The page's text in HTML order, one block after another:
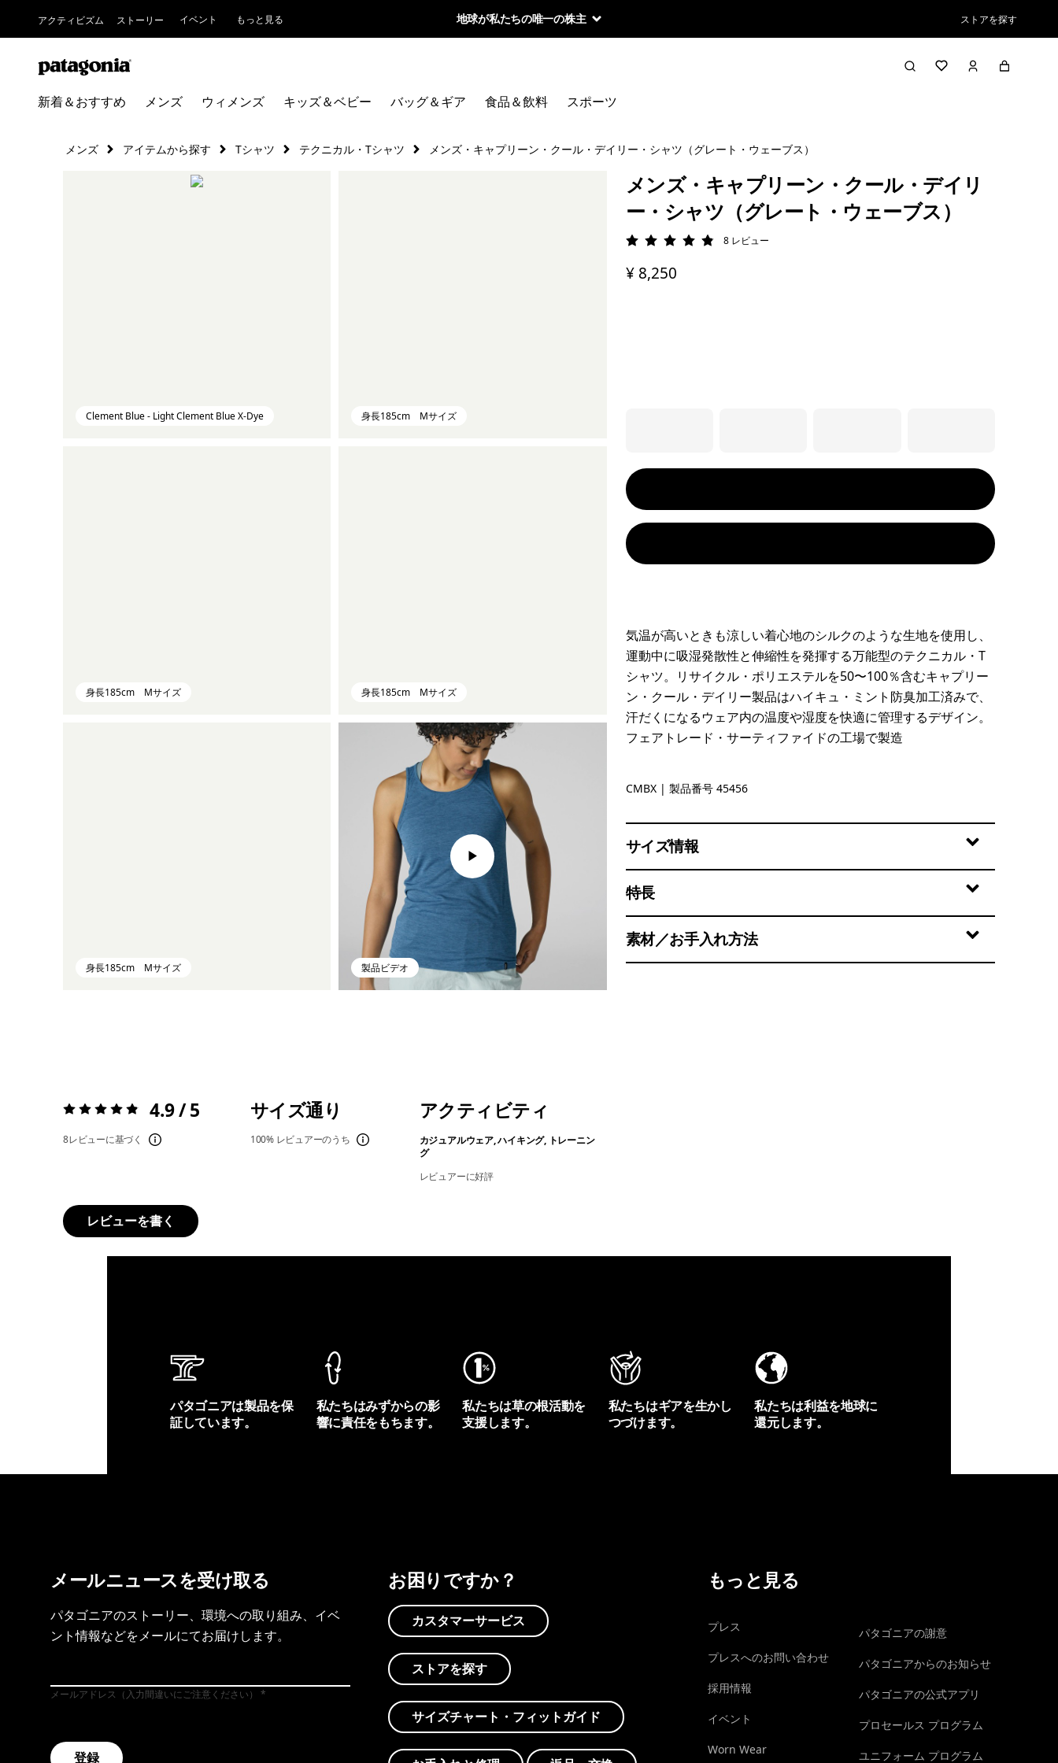
アクティビズム ストーリー イベント もっと見る 地球が私たちの唯一の株主 ストアを探す
新着＆おすすめ メンズ ウィメンズ キッズ＆ベビー バッグ＆ギア 食品＆飲料 スポーツ
メンズ アイテムから探す Tシャツ テクニカル・Tシャツ メンズ・キャプリーン・クール・デイリー・シャツ（グレート・ウェーブス）
Clement Blue - Light Clement Blue X-Dye 身長185cm Mサイズ
身長185cm Mサイズ 身長185cm Mサイズ
身長185cm Mサイズ 製品ビデオ
メンズ・キャプリーン・クール・デイリ
ー・シャツ（グレート・ウェーブス）
評価: 4.9 / 5
8 レビュー
¥ 8,250
気温が高いときも涼しい着心地のシルクのような生地を使用し、
運動中に吸湿発散性と伸縮性を発揮する万能型のテクニカル・T
シャツ。リサイクル・ポリエステルを50〜100％含むキャプリー
ン・クール・デイリー製品はハイキュ・ミント防臭加工済みで、
汗だくになるウェア内の温度や湿度を快適に管理するデザイン。
フェアトレード・サーティファイドの工場で製造
Clement Blue - Light Clement Blue X-Dye
CMBX | 製品番号 45456
サイズ情報
特長
素材／お手入れ方法
評価:4.9 / 5 4.9 / 5
8レビューに基づく
サイズ通り
100% レビュアーのうち
アクティビティ
カジュアルウェア, ハイキング, トレーニン
グ
レビュアーに好評
レビューを書く
パタゴニアは製品を保
証しています。
私たちはみずからの影
響に責任をもちます。
私たちは草の根活動を
支援します。
私たちはギアを生かし
つづけます。
私たちは利益を地球に
還元します。
メールニュースを受け取る
パタゴニアのストーリー、環境への取り組み、イベ
ント情報などをメールにてお届けします。
メールアドレス（入力間違いにご注意ください）
登録
お困りですか？
カスタマーサービス
ストアを探す
サイズチャート・フィットガイド
もっと見る
プレス
プレスへのお問い合わせ
採用情報
イベント
Worn Wear
パタゴニアの謝意
パタゴニアからのお知らせ
パタゴニアの公式アプリ
プロセールス プログラム
ユニフォーム プログラム